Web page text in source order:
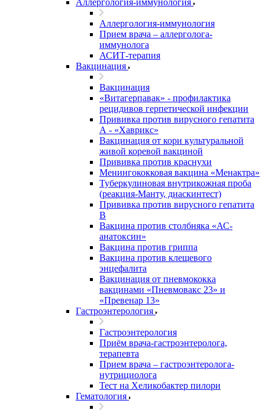
Аллергология-иммунология
Аллергология-иммунология
Прием врача – аллерголога-
иммунолога
АСИТ-терапия
Вакцинация
Вакцинация
«Витагерпавак» - профилактика
рецидивов герпетической инфекции
Прививка против вирусного гепатита
А - «Хаврикс»
Вакцинация от кори культуральной
живой коревой вакциной
Прививка против краснухи
Менингококковая вакцина «Менактра»
Туберкулиновая внутрикожная проба
(реакция-Манту, диаскинтест)
Прививка против вирусного гепатита
В
Вакцина против столбняка «АС-
анатоксин»
Вакцина против гриппа
Вакцина против клещевого
энцефалита
Вакцинация от пневмококка
вакцинами «Пневмовакс 23» и
«Превенар 13»
Гастроэнтерология
Гастроэнтерология
Приём врача-гастроэнтеролога,
терапевта
Прием врача – гастроэнтеролога-
нутрициолога
Тест на Хеликобактер пилори
Гематология